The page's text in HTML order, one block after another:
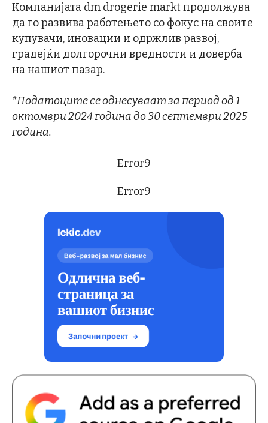
Компанијата dm drogerie markt продолжува
да го развива работењето со фокус на своите
купувачи, иновации и одржлив развој,
градејќи долгорочни вредности и доверба
на нашиот пазар.
*Податоците се однесуваат за период од 1
октомври 2024 година до 30 септември 2025
година.
Error9
Error9